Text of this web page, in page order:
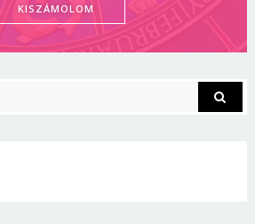
KISZÁMOLOM